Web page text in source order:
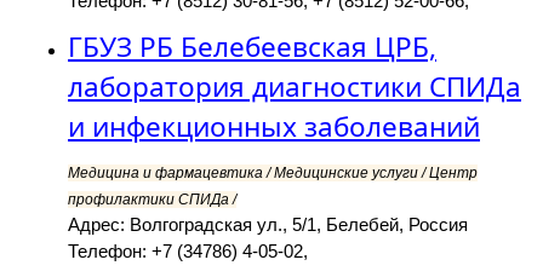
ГБУЗ РБ Белебеевская ЦРБ,
лаборатория диагностики СПИДа
и инфекционных заболеваний
Медицина и фармацевтика / Медицинские услуги / Центр
профилактики СПИДа /
Адрес: Волгоградская ул., 5/1, Белебей, Россия
Телефон: +7 (34786) 4-05-02,